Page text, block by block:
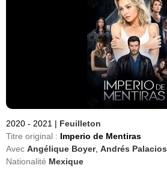
2020 - 2021 | Feuilleton
Titre original : Imperio de Mentiras
Avec Angélique Boyer, Andrés Palacios
Nationalité Mexique